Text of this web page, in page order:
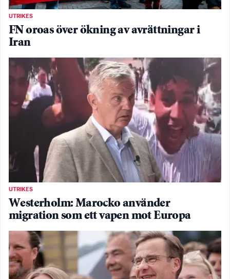
UTRIKES
FN oroas över ökning av avrättningar i
Iran
UTRIKES
Westerholm: Marocko använder
migration som ett vapen mot Europa